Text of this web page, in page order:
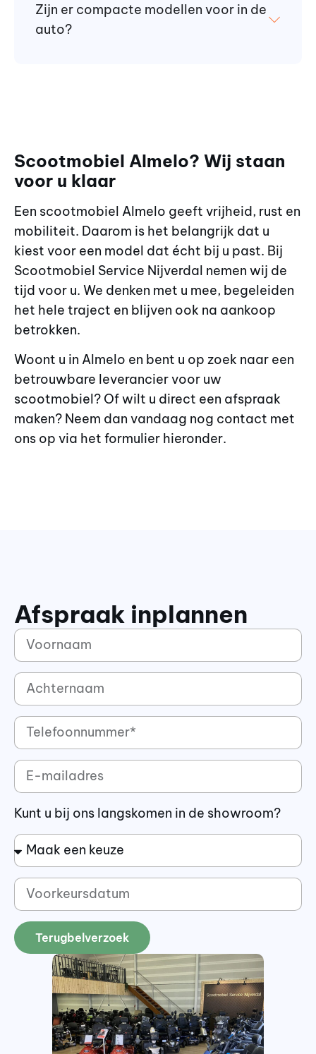
Zijn er compacte modellen voor in de
auto?
Scootmobiel Almelo? Wij staan
voor u klaar
Een scootmobiel Almelo geeft vrijheid, rust en
mobiliteit. Daarom is het belangrijk dat u
kiest voor een model dat écht bij u past. Bij
Scootmobiel Service Nijverdal nemen wij de
tijd voor u. We denken met u mee, begeleiden
het hele traject en blijven ook na aankoop
betrokken.
Woont u in Almelo en bent u op zoek naar een
betrouwbare leverancier voor uw
scootmobiel? Of wilt u direct een afspraak
maken? Neem dan vandaag nog contact met
ons op via het formulier hieronder.
Afspraak inplannen
Kunt u bij ons langskomen in de showroom?
Terugbelverzoek